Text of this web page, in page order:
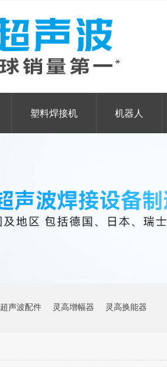
塑料焊接机 机器人
超声波配件 灵高增幅器 灵高换能器